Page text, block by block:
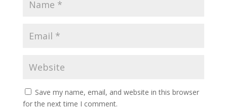
Save my name, email, and website in this browser
for the next time I comment.